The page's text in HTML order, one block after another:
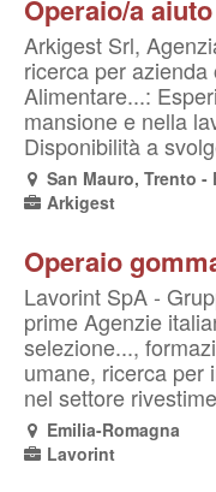
Operaio/a
Arkigest Srl,
ricerca per
Alimentare...:
mansione e nella
Disponibilità a
San Mauro, Trento -
Arkigest
Operaio
Lavorint SpA -
prime Agenzie
selezione...,
umane, ricerca per
nel settore
Emilia-Romagna
Lavorint